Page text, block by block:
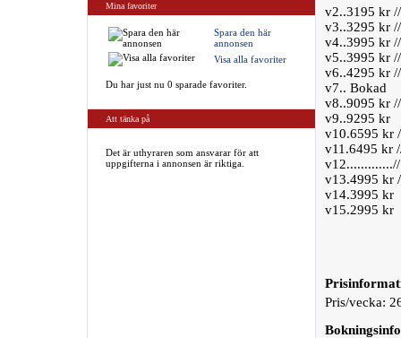
Mina favoriter
Spara den här
annonsen
Visa alla favoriter
Du har just nu 0 sparade favoriter.
Att tänka på
Det är uthyraren som ansvarar för att
uppgifterna i annonsen är riktiga.
v2..3195 kr
v3..3295 kr
v4..3995 kr
v5..3995 kr
v6..4295 kr
v7.. Bokad
v8..9095 kr
v9..9295 kr
v10.6595 kr
v11.6495 kr
v13.4995 kr
v14.3995 kr
v15.2995 kr
Pris/vecka: